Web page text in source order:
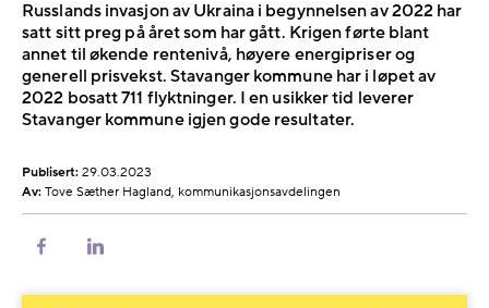
Russlands invasjon av Ukraina i begynnelsen av 2022 har
satt sitt preg på året som har gått. Krigen førte blant
annet til økende rentenivå, høyere energipriser og
generell prisvekst. Stavanger kommune har i løpet av
2022 bosatt 711 flyktninger. I en usikker tid leverer
Stavanger kommune igjen gode resultater.
Publisert: 29.03.2023
Av: Tove Sæther Hagland, kommunikasjonsavdelingen
Del
Del